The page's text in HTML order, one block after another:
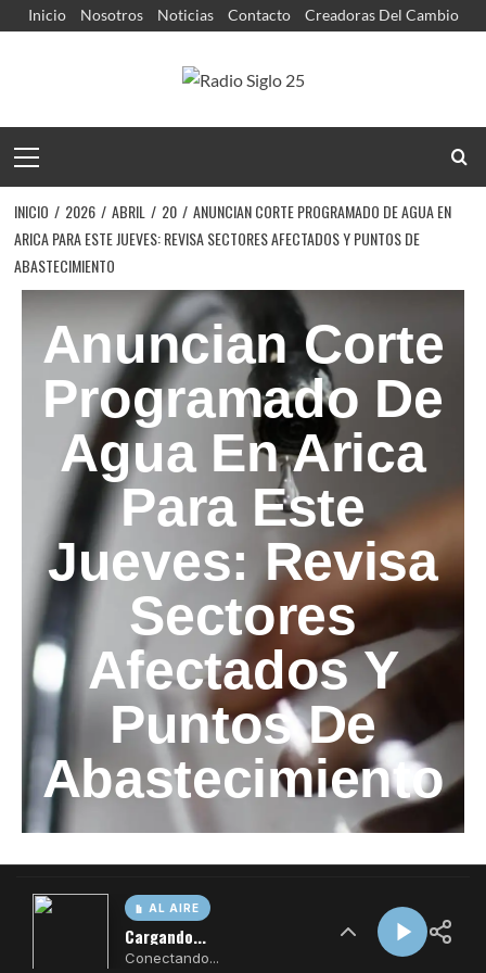
AL AIRE
Cargando...
Conectando...